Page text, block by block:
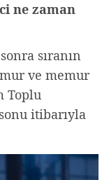
ne zaman
sıranın
ve memur
Toplu
itibarıyla